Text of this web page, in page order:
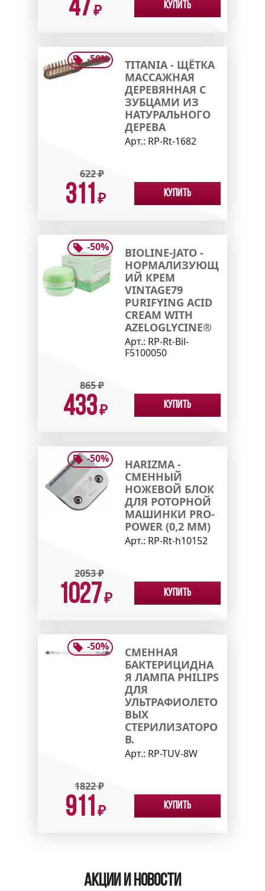
47 ₽ Купить
-50%
TITANIA - ЩЁТКА
МАССАЖНАЯ
ДЕРЕВЯННАЯ С
ЗУБЦАМИ ИЗ
НАТУРАЛЬНОГО
ДЕРЕВА
Арт.: RP-Rt-1682
622₽
311 ₽ Купить
-50%
BIOLINE-JATO -
НОРМАЛИЗУЮЩ
ИЙ КРЕМ
VINTAGE79
PURIFYING ACID
CREAM WITH
AZELOGLYCINE®
Арт.: RP-Rt-Bil-
F5100050
865₽
433₽ Купить
-50%
HARIZMA -
СМЕННЫЙ
НОЖЕВОЙ БЛОК
ДЛЯ РОТОРНОЙ
МАШИНКИ PRO-
POWER (0,2 ММ)
Арт.: RP-Rt-h10152
2053₽
1027₽ Купить
-50%
СМЕННАЯ
БАКТЕРИЦИДНА
Я ЛАМПА PHILIPS
ДЛЯ
УЛЬТРАФИОЛЕТО
ВЫХ
СТЕРИЛИЗАТОРО
В.
Арт.: RP-TUV-8W
1822₽
911 ₽ Купить
Акции и новости